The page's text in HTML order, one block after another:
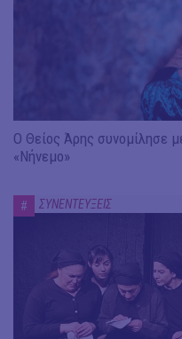
Ο Θείος Άρης συνομίλησε
«Νήνεμο»
# ΣΥΝΕΝΤΕΥΞΕΙΣ